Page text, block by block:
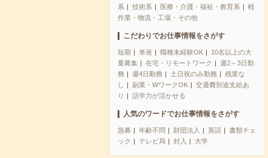
系
技術系 医療・介護・福祉・教育系
軽
作業・物流・工場・その他
こだわりでお仕事情報をさがす
短期 単発 職種未経験OK
10名以上の大
量募集
在宅・リモートワーク
週2～3日勤
務
週4日勤務 土日祝のみ勤務
残業な
し
副業・WワークOK
交通費別途支給あ
り
語学力が活かせる
人気のワードでお仕事情報をさがす
急募 年齢不問 財団法人 英語
書類チェ
ック
テレビ局 封入 大学